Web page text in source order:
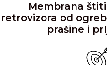
Membrana
retrovizora od
prašine i